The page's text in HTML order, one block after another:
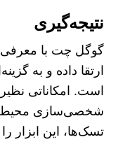
نتیجه‌گیری
گوگل چت با معرفی
ارتقا داده و به
است. امکاناتی
شخصی‌سازی محیط
تسک‌ها، این ابزار